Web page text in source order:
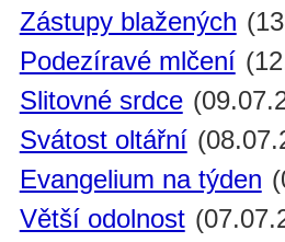
Zástupy blažených
Podezíravé mlčení
Slitovné srdce
Svátost oltářní
Evangelium na týden
Větší odolnost